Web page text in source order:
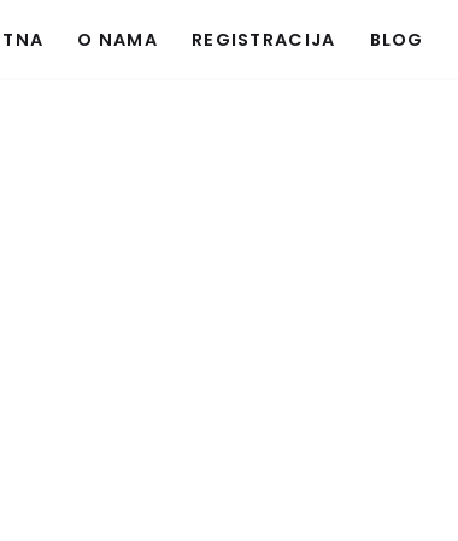
O NAMA REGISTRACIJA BLOG